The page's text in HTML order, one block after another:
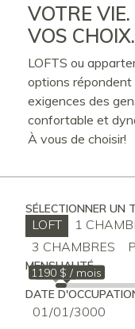
VOTRE VIE.
VOS CHOIX.
LOFTS ou
options répondent
exigences des
confortable et
À vous de choisir!
SÉLECTIONNER UN
LOFT 1
3 CHAMBRES
MENSUALITÉ
1010 $
1190 $ / mois
DATE